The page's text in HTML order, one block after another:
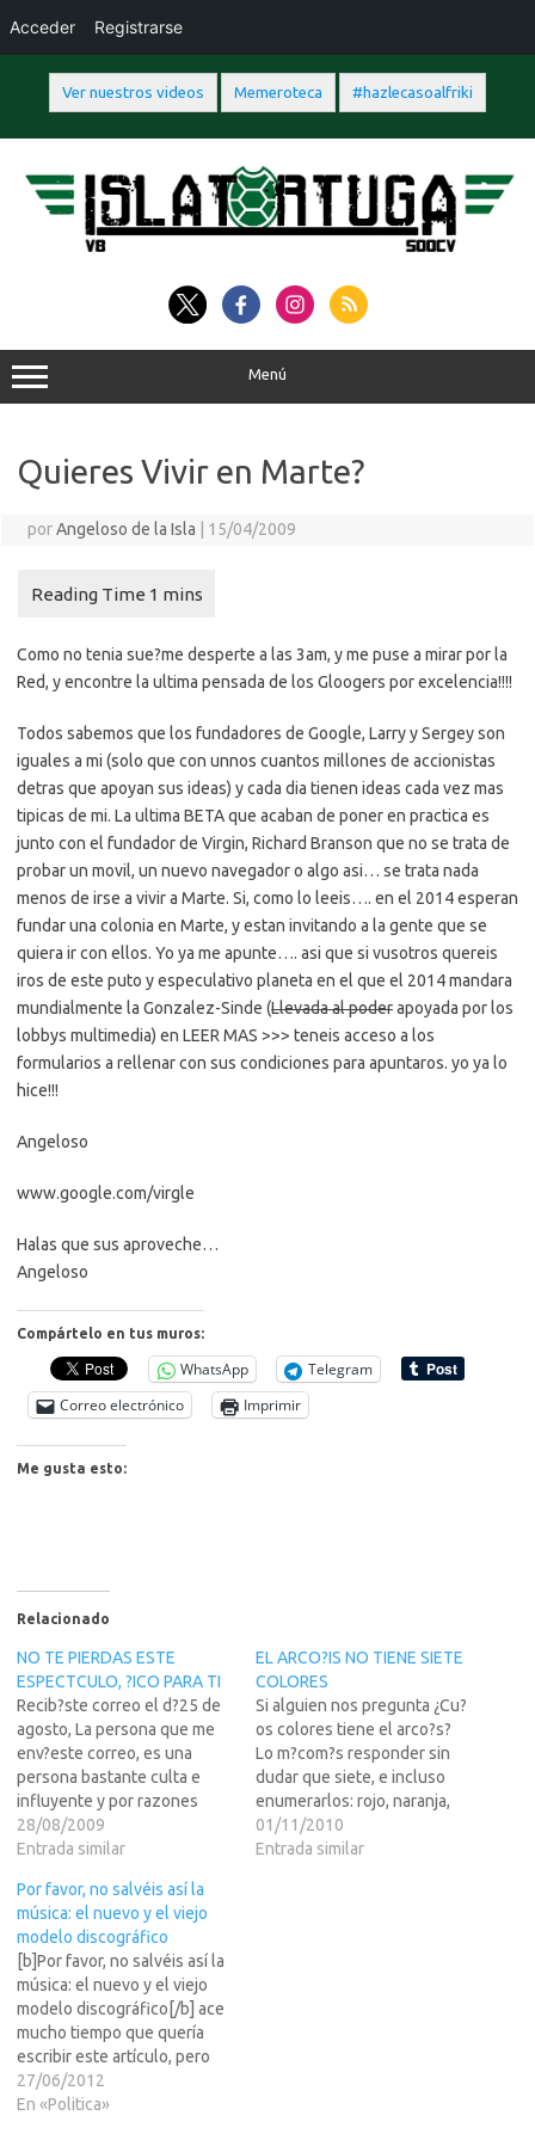
Ver nuestros videos Memeroteca #hazlecasoalfriki
contenido
Menú
Quieres Vivir en Marte?
porAngeloso de la Isla 15/04/2009
Como no tenia sue?me desperte a las 3am, y me puse a mirar por la
Red, y encontre la ultima pensada de los Gloogers por excelencia!!!!
Todos sabemos que los fundadores de Google, Larry y Sergey son
iguales a mi (solo que con unnos cuantos millones de accionistas
detras que apoyan sus ideas) y cada dia tienen ideas cada vez mas
tipicas de mi. La ultima BETA que acaban de poner en practica es
junto con el fundador de Virgin, Richard Branson que no se trata de
probar un movil, un nuevo navegador o algo asi… se trata nada
menos de irse a vivir a Marte. Si, como lo leeis…. en el 2014 esperan
fundar una colonia en Marte, y estan invitando a la gente que se
quiera ir con ellos. Yo ya me apunte…. asi que si vusotros quereis
iros de este puto y especulativo planeta en el que el 2014 mandara
mundialmente la Gonzalez-Sinde (Llevada al poderapoyada por los
lobbys multimedia) en LEER MAS >>> teneis acceso a los
formularios a rellenar con sus condiciones para apuntaros. yo ya lo
hice!!!
Angeloso
www.google.com/virgle
Halas que sus aproveche…
Angeloso
Compártelo en tus muros:
WhatsApp
Telegram
Correo electrónico
Imprimir
Me gusta esto:
Relacionado
NO TE PIERDAS ESTE
ESPECTCULO, ?ICO PARA TI
Recib?ste correo el d?25 de
agosto, La persona que me
env?este correo, es una
persona bastante culta e
influyente y por razones
obvias, no dar? conocer su
nombre, el caso es que
me tom?i un minuto en
pensar, simplemente me
pareci?teresante.El caso,
es…
28/08/2009
Entrada similar
EL ARCO?IS NO TIENE SIETE
COLORES
Si alguien nos pregunta ¿Cu?
os colores tiene el arco?s?
Lo m?com?s responder sin
dudar que siete, e incluso
enumerarlos: rojo, naranja,
amarillo, verde, azul, a?y
violeta. ¿Pero cu?a realidad
01/11/2010
Entrada similar
Por favor, no salvéis así la
música: el nuevo y el viejo
modelo discográfico
[b]Por favor, no salvéis así la
música: el nuevo y el viejo
modelo discográfico[/b] ace
mucho tiempo que quería
escribir este artículo, pero
mis compromisos laborales
no me han dejado mucho
27/06/2012
En «Politica»
Acceder Registrarse